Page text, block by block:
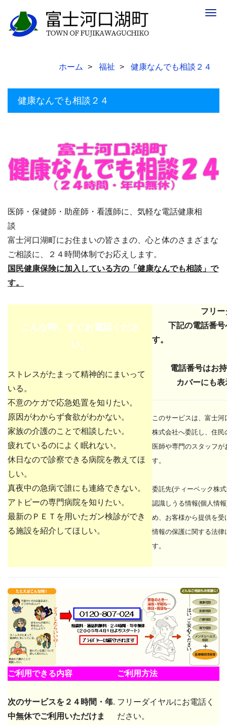
ホーム 福祉 健康なんでも相談２４
健康なんでも相談２４
医師・保健師・助産師・看護師に、気軽な電話健康相
談
富士河口湖町にお住まいの皆さまの、心と体のさまざまな
ご相談に、２４時間体制でお応えします。
国民健康保険に加入している方の「健康なんでも相談」で
す。
こんな時、すぐお電話くださ
い。
ストレスがたまって精神的にまいって
いる。
不意のケガで応急処置を知りたい。
原因がわからず食欲がわかない。
家族の介護のことで相談したい。
疲れているのによく眠れない。
休日なので診察できる病院を教えてほ
しい。
真夜中の急病で誰にも連絡できない。
アトピーの専門病院を知りたい。
最新のＰＥＴを用いたガン検診ができ
る施設を紹介してほしい。
フリ
下記の電話番号
す。
電話番号はお持
カバーにも表示
このサービスは、富士
株式会社へ委託し、住
医師や専門のスタッフ
す。
委託先(ティーベック株
認識しうる情報(個人情
め、お客様から提供を
情報の保護に関する法律
す。
ご利用できる内容 ご利用方法
次のサービスを２４時間・年
中無休でご利用いただけま
フリーダイヤルにお電話く
ださい。